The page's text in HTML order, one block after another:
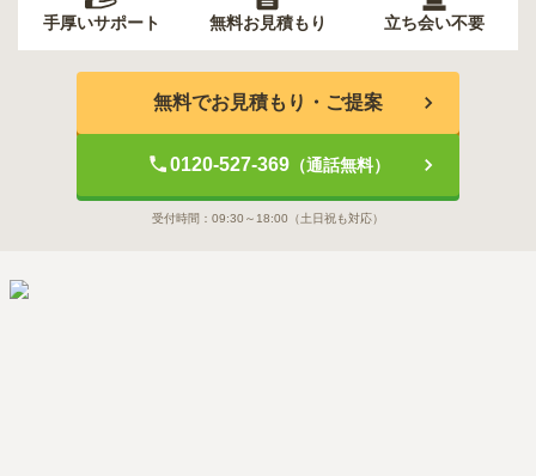
手厚いサポート 無料お見積もり 立ち会い不要
無料でお見積もり・ご提案
0120-527-369（通話無料）
受付時間： 09:30～18:00 （土日祝も対応）